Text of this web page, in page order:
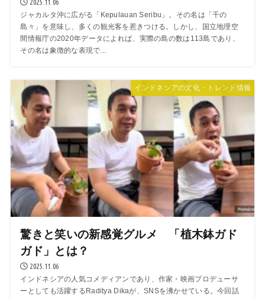
2025.11.06
ジャカルタ沖に広がる「Kepulauan Seribu」。その名は「千の
島々」を意味し、多くの観光客を惹きつける。しかし、国立地理空
間情報庁の2020年データによれば、実際の島の数は113島であり、
その名は象徴的な表現で...
インドネシアの文化・トレンド情報
驚きと笑いの新感覚グルメ 「植木鉢ガド
ガド」とは？
2025.11.06
インドネシアの人気コメディアンであり、作家・映画プロデューサ
ーとしても活躍するRaditya Dikaが、SNSを沸かせている。今回話